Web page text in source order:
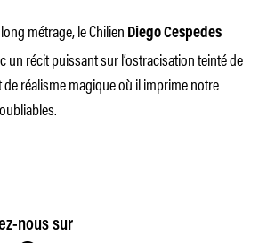
métrage, le Chilien Diego Cespedes
un récit puissant sur l’ostracisation teinté de
réalisme magique où il imprime notre
nous sur